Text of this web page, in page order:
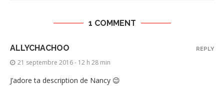
1 COMMENT
ALLYCHACHOO
21 septembre 2016 - 12 h 28 min
J’adore ta description de Nancy 😉
REPLY